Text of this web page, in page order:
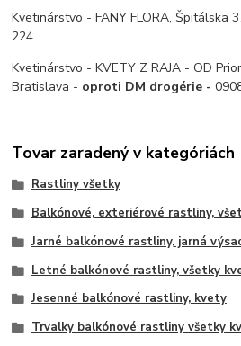
Kvetinárstvo - FANY FLORA, Špitálska
224
Kvetinárstvo - KVETY Z RAJA - OD
Bratislava - oproti DM drogérie -
Tovar zaradený v kategóriách
Rastliny všetky
Balkónové, exteriérové rastliny,
Jarné balkónové rastliny, jarná
Letné balkónové rastliny, všetky
Jesenné balkónové rastliny, kvety
Trvalky balkónové rastliny všetky